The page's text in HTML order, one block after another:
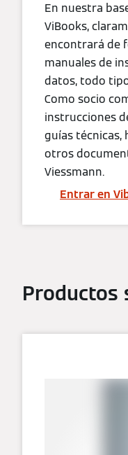
En nuestra
ViBooks,
encontrará de
manuales de
datos, todo
Como socio
instrucciones
guías técnicas,
otros
Viessmann.
Entrar en
Productos